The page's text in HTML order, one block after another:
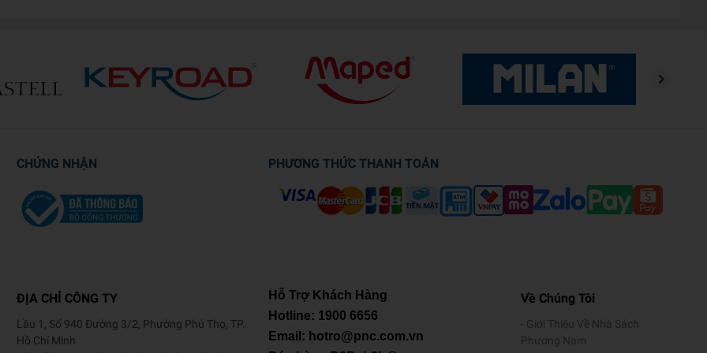
CHỨNG NHẬN PHƯƠNG THỨC THANH TOÁN
ĐỊA CHỈ CÔNG TY
Lầu 1, Số 940 Đường 3/2, Phường Phú Thọ, TP.
Hồ Chí Minh
Hỗ Trợ Khách Hàng
Hotline: 1900 6656
Email: hotro@pnc.com.vn
Về Chúng Tôi
Giới Thiệu Về Nhà Sách
Phương Nam